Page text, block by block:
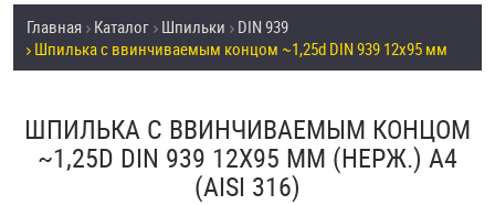
УСЛУГИ
СКИДКИ
ОПТ
ПОКУПАТЕЛЯМ
Товары со скидкой
Анкеры
Антивандальный крепёж, инструмент
Главная Каталог Шпильки
DIN 939
Шпилька c ввинчиваемым концом ~1,25d DIN 939 12х95 мм
ШПИЛЬКА C ВВИНЧИВАЕМЫМ КОНЦОМ
~1,25D DIN 939 12Х95 ММ (НЕРЖ.) A4
(AISI 316)